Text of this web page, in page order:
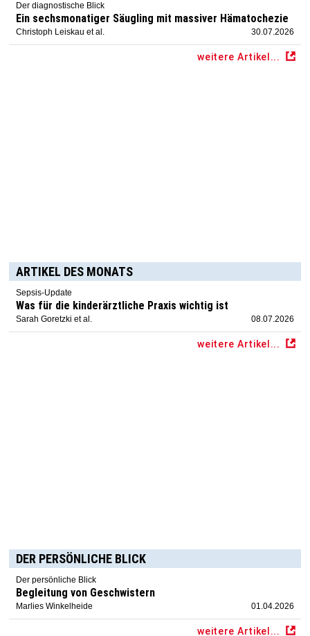
Der diagnostische Blick
Ein sechsmonatiger Säugling mit massiver Hämatochezie
Christoph Leiskau et al. 30.07.2026
weitere Artikel...
ARTIKEL DES MONATS
Sepsis-Update
Was für die kinderärztliche Praxis wichtig ist
Sarah Goretzki et al. 08.07.2026
weitere Artikel...
DER PERSÖNLICHE BLICK
Der persönliche Blick
Begleitung von Geschwistern
Marlies Winkelheide 01.04.2026
weitere Artikel...